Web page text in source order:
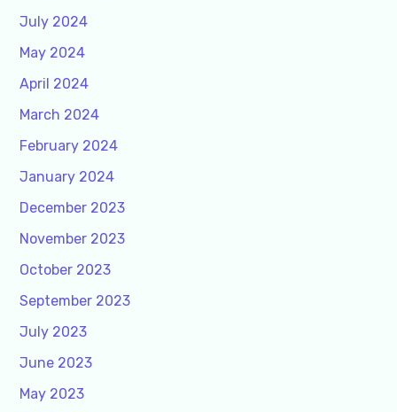
July 2024
May 2024
April 2024
March 2024
February 2024
January 2024
December 2023
November 2023
October 2023
September 2023
July 2023
June 2023
May 2023